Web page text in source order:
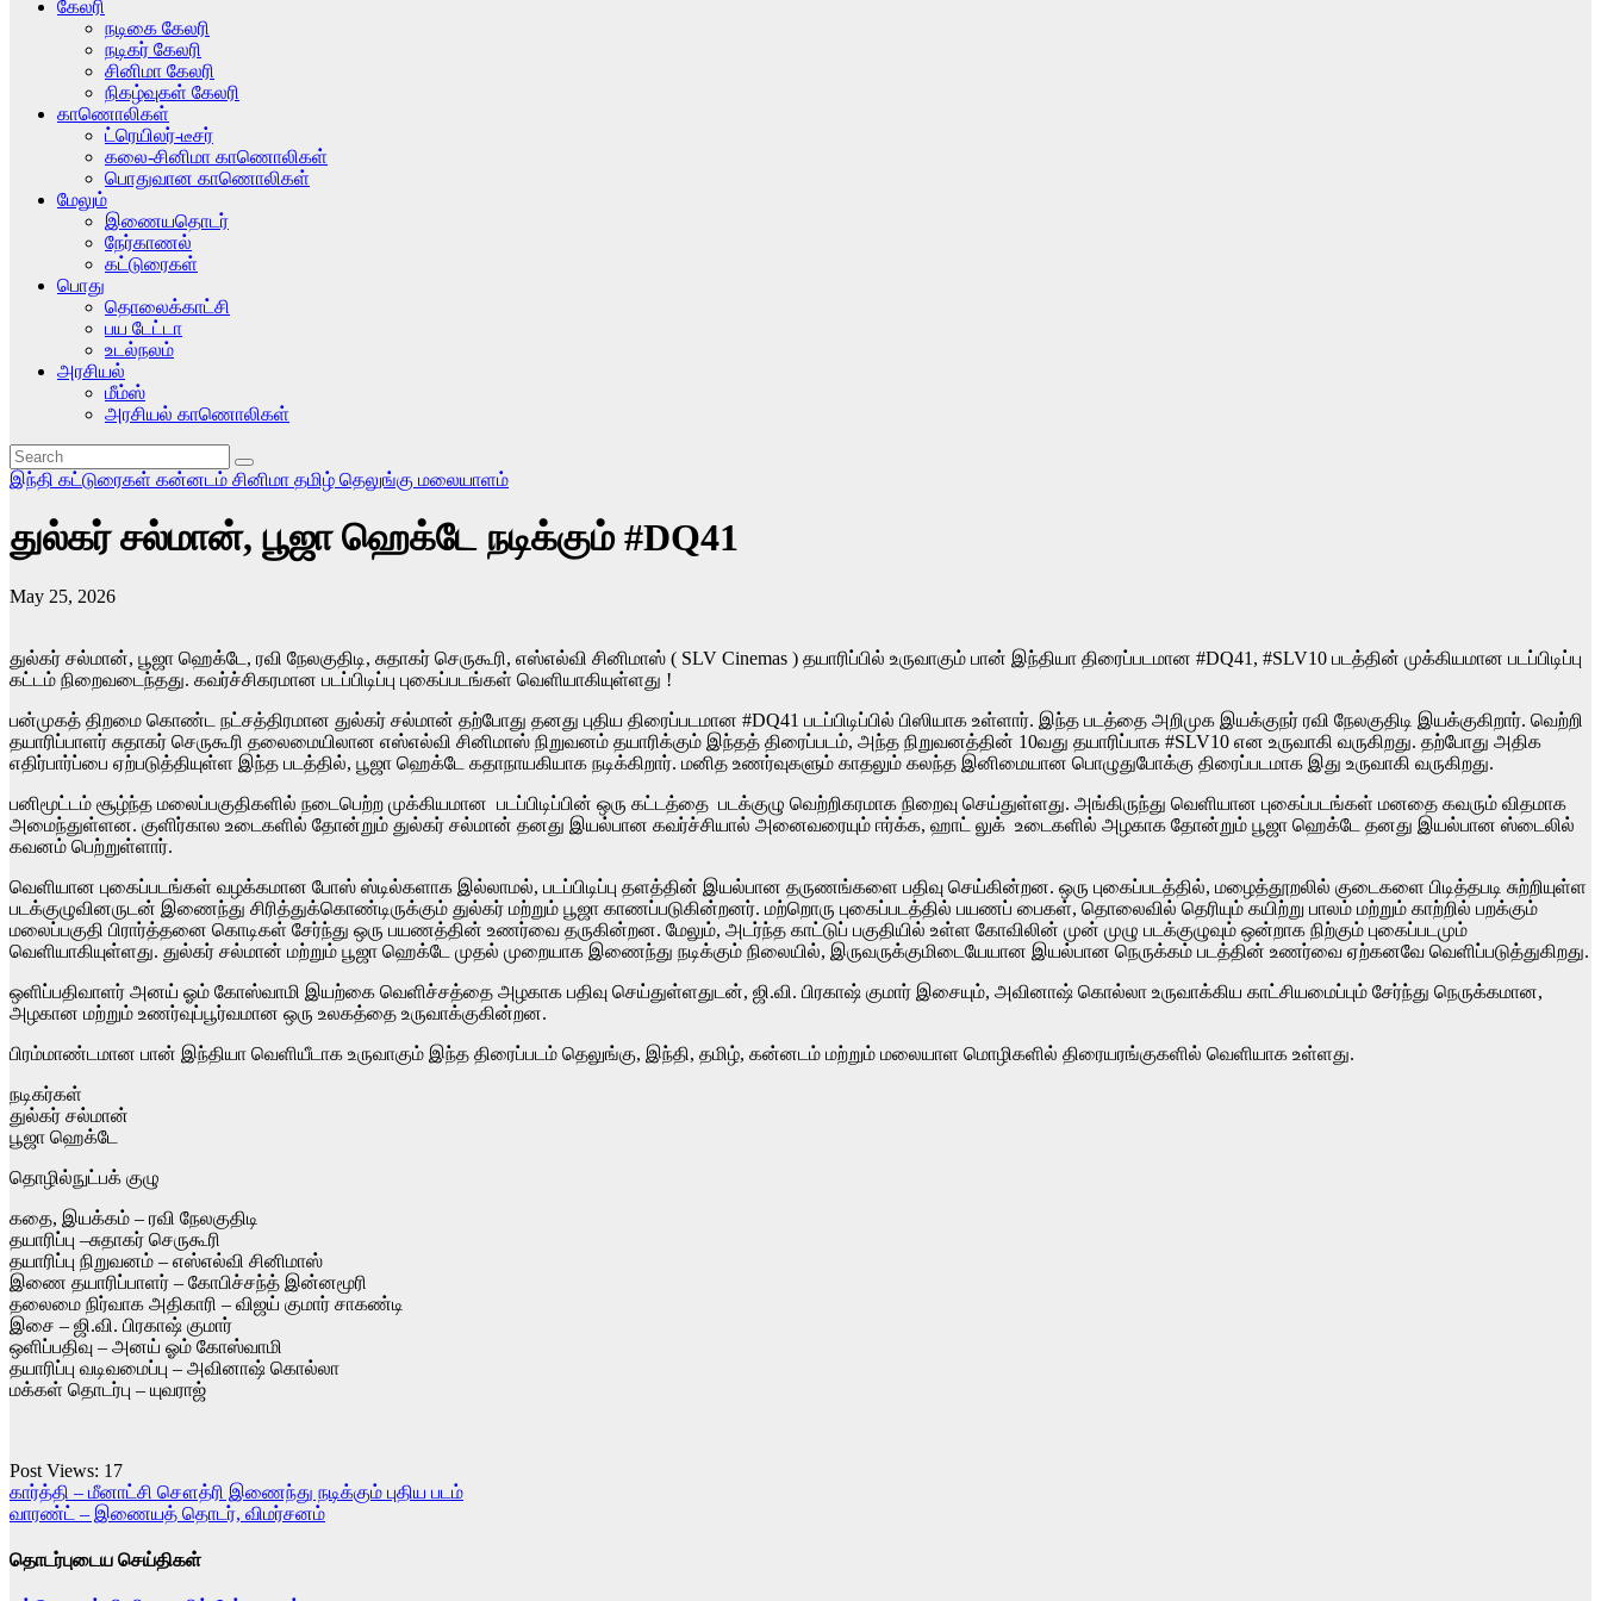
கேலரி
நடிகை கேலரி
நடிகர் கேலரி
சினிமா கேலரி
நிகழ்வுகள் கேலரி
காணொலிகள்
ட்ரெயிலர்-டீசர்
கலை-சினிமா காணொலிகள்
பொதுவான காணொலிகள்
மேலும்
இணையதொடர்
நேர்காணல்
கட்டுரைகள்
பொது
தொலைக்காட்சி
பய டேட்டா
உடல்நலம்
அரசியல்
மீம்ஸ்
அரசியல் காணொலிகள்
இந்தி கட்டுரைகள் கன்னடம் சினிமா தமிழ் தெலுங்கு மலையாளம்
துல்கர் சல்மான், பூஜா ஹெக்டே நடிக்கும் #DQ41
May 25, 2026
துல்கர் சல்மான், பூஜா ஹெக்டே, ரவி நேலகுதிடி, சுதாகர் செருகூரி, எஸ்எல்வி சினிமாஸ் ( SLV Cinemas ) தயாரிப்பில் உருவாகும் பான் இந்தியா திரைப்படமான #DQ41, #SLV10 படத்தின் முக்கியமான படப்பிடிப்பு
கட்டம் நிறைவடைந்தது. கவர்ச்சிகரமான படப்பிடிப்பு புகைப்படங்கள் வெளியாகியுள்ளது !
பன்முகத் திறமை கொண்ட நட்சத்திரமான துல்கர் சல்மான் தற்போது தனது புதிய திரைப்படமான #DQ41 படப்பிடிப்பில் பிஸியாக உள்ளார். இந்த படத்தை அறிமுக இயக்குநர் ரவி நேலகுதிடி இயக்குகிறார். வெற்றி
தயாரிப்பாளர் சுதாகர் செருகூரி தலைமையிலான எஸ்எல்வி சினிமாஸ் நிறுவனம் தயாரிக்கும் இந்தத் திரைப்படம், அந்த நிறுவனத்தின் 10வது தயாரிப்பாக #SLV10 என உருவாகி வருகிறது. தற்போது அதிக
எதிர்பார்ப்பை ஏற்படுத்தியுள்ள இந்த படத்தில், பூஜா ஹெக்டே கதாநாயகியாக நடிக்கிறார். மனித உணர்வுகளும் காதலும் கலந்த இனிமையான பொழுதுபோக்கு திரைப்படமாக இது உருவாகி வருகிறது.
பனிமூட்டம் சூழ்ந்த மலைப்பகுதிகளில் நடைபெற்ற முக்கியமான படப்பிடிப்பின் ஒரு கட்டத்தை படக்குழு வெற்றிகரமாக நிறைவு செய்துள்ளது. அங்கிருந்து வெளியான புகைப்படங்கள் மனதை கவரும் விதமாக
அமைந்துள்ளன. குளிர்கால உடைகளில் தோன்றும் துல்கர் சல்மான் தனது இயல்பான கவர்ச்சியால் அனைவரையும் ஈர்க்க, ஹாட் லுக் உடைகளில் அழகாக தோன்றும் பூஜா ஹெக்டே தனது இயல்பான ஸ்டைலில்
கவனம் பெற்றுள்ளார்.
வெளியான புகைப்படங்கள் வழக்கமான போஸ் ஸ்டில்களாக இல்லாமல், படப்பிடிப்பு தளத்தின் இயல்பான தருணங்களை பதிவு செய்கின்றன. ஒரு புகைப்படத்தில், மழைத்தூறலில் குடைகளை பிடித்தபடி சுற்றியுள்ள
படக்குழுவினருடன் இணைந்து சிரித்துக்கொண்டிருக்கும் துல்கர் மற்றும் பூஜா காணப்படுகின்றனர். மற்றொரு புகைப்படத்தில் பயணப் பைகள், தொலைவில் தெரியும் கயிற்று பாலம் மற்றும் காற்றில் பறக்கும்
மலைப்பகுதி பிரார்த்தனை கொடிகள் சேர்ந்து ஒரு பயணத்தின் உணர்வை தருகின்றன. மேலும், அடர்ந்த காட்டுப் பகுதியில் உள்ள கோவிலின் முன் முழு படக்குழுவும் ஒன்றாக நிற்கும் புகைப்படமும்
வெளியாகியுள்ளது. துல்கர் சல்மான் மற்றும் பூஜா ஹெக்டே முதல் முறையாக இணைந்து நடிக்கும் நிலையில், இருவருக்குமிடையேயான இயல்பான நெருக்கம் படத்தின் உணர்வை ஏற்கனவே வெளிப்படுத்துகிறது.
ஒளிப்பதிவாளர் அனய் ஓம் கோஸ்வாமி இயற்கை வெளிச்சத்தை அழகாக பதிவு செய்துள்ளதுடன், ஜி.வி. பிரகாஷ் குமார் இசையும், அவினாஷ் கொல்லா உருவாக்கிய காட்சியமைப்பும் சேர்ந்து நெருக்கமான,
அழகான மற்றும் உணர்வுப்பூர்வமான ஒரு உலகத்தை உருவாக்குகின்றன.
பிரம்மாண்டமான பான் இந்தியா வெளியீடாக உருவாகும் இந்த திரைப்படம் தெலுங்கு, இந்தி, தமிழ், கன்னடம் மற்றும் மலையாள மொழிகளில் திரையரங்குகளில் வெளியாக உள்ளது.
நடிகர்கள்
துல்கர் சல்மான்
பூஜா ஹெக்டே
தொழில்நுட்பக் குழு
கதை, இயக்கம் – ரவி நேலகுதிடி
தயாரிப்பு –சுதாகர் செருகூரி
தயாரிப்பு நிறுவனம் – எஸ்எல்வி சினிமாஸ்
இணை தயாரிப்பாளர் – கோபிச்சந்த் இன்னமூரி
தலைமை நிர்வாக அதிகாரி – விஜய் குமார் சாகண்டி
இசை – ஜி.வி. பிரகாஷ் குமார்
ஒளிப்பதிவு – அனய் ஓம் கோஸ்வாமி
தயாரிப்பு வடிவமைப்பு – அவினாஷ் கொல்லா
மக்கள் தொடர்பு – யுவராஜ்
Post Views: 17
Post
navigation
கார்த்தி – மீனாட்சி சௌத்ரி இணைந்து நடிக்கும் புதிய படம்
வாரண்ட் – இணையத் தொடர், விமர்சனம்
தொடர்புடைய செய்திகள்